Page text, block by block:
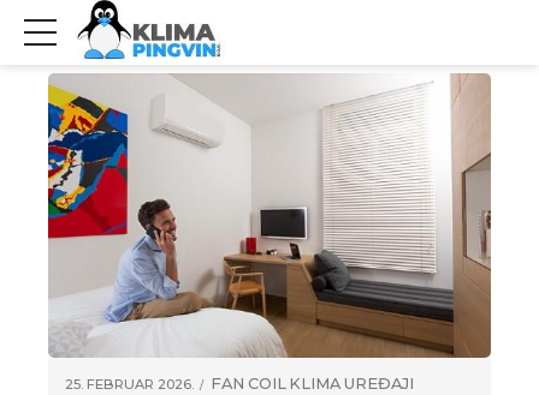
25. FEBRUAR 2026. FAN COIL KLIMA UREĐAJI